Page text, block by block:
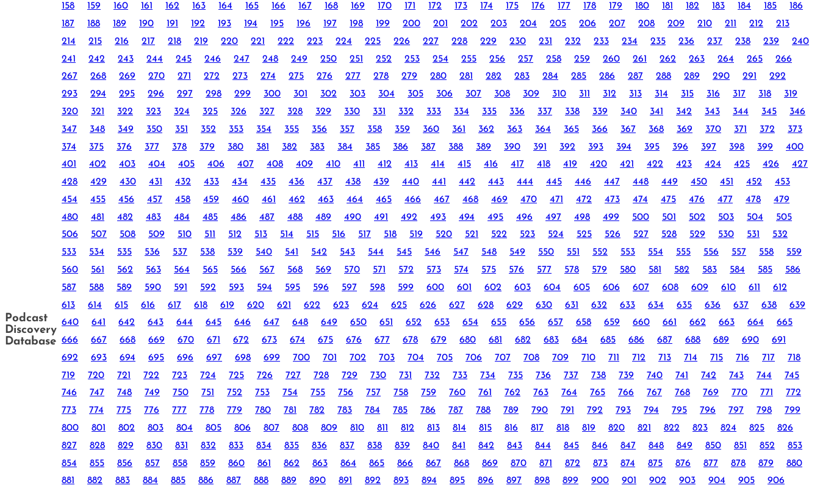
Podcast
Discovery
Database
158
159 160 161 162 163 164 165 166 167 168 169 170 171 172 173 174 175 176 177 178 179 180 181 182 183 184 185
186
187
188 189 190 191 192 193 194 195 196 197 198 199 200 201 202 203 204 205 206 207 208 209 210 211 212
213
214
215 216 217 218 219 220 221 222 223 224 225 226 227 228 229 230 231 232 233 234 235 236 237 238 239
240
241
242 243 244 245 246 247 248 249 250 251 252 253 254 255 256 257 258 259 260 261 262 263 264 265
266
267
268 269 270 271 272 273 274 275 276 277 278 279 280 281 282 283 284 285 286 287 288 289 290 291
292
293
294 295 296 297 298 299 300 301 302 303 304 305 306 307 308 309 310 311 312 313 314 315 316 317 318
319
320
321 322 323 324 325 326 327 328 329 330 331 332 333 334 335 336 337 338 339 340 341 342 343 344 345
346
347
348 349 350 351 352 353 354 355 356 357 358 359 360 361 362 363 364 365 366 367 368 369 370 371 372
373
374
375 376 377 378 379 380 381 382 383 384 385 386 387 388 389 390 391 392 393 394 395 396 397 398 399
400
401
402 403 404 405 406 407 408 409 410 411 412 413 414 415 416 417 418 419 420 421 422 423 424 425 426
427
428
429 430 431 432 433 434 435 436 437 438 439 440 441 442 443 444 445 446 447 448 449 450 451 452
453
454
455 456 457 458 459 460 461 462 463 464 465 466 467 468 469 470 471 472 473 474 475 476 477 478
479
480
481 482 483 484 485 486 487 488 489 490 491 492 493 494 495 496 497 498 499 500 501 502 503 504
505
506
507 508 509 510 511 512 513 514 515 516 517 518 519 520 521 522 523 524 525 526 527 528 529 530 531
532
533
534 535 536 537 538 539 540 541 542 543 544 545 546 547 548 549 550 551 552 553 554 555 556 557 558
559
560
561 562 563 564 565 566 567 568 569 570 571 572 573 574 575 576 577 578 579 580 581 582 583 584 585
586
587
588 589 590 591 592 593 594 595 596 597 598 599 600 601 602 603 604 605 606 607 608 609 610 611
612
613
614 615 616 617 618 619 620 621 622 623 624 625 626 627 628 629 630 631 632 633 634 635 636 637 638
639
640
641 642 643 644 645 646 647 648 649 650 651 652 653 654 655 656 657 658 659 660 661 662 663 664
665
666
667 668 669 670 671 672 673 674 675 676 677 678 679 680 681 682 683 684 685 686 687 688 689 690
691
692
693 694 695 696 697 698 699 700 701 702 703 704 705 706 707 708 709 710 711 712 713 714 715 716 717
718
719
720 721 722 723 724 725 726 727 728 729 730 731 732 733 734 735 736 737 738 739 740 741 742 743 744
745
746
747 748 749 750 751 752 753 754 755 756 757 758 759 760 761 762 763 764 765 766 767 768 769 770 771
772
773
774 775 776 777 778 779 780 781 782 783 784 785 786 787 788 789 790 791 792 793 794 795 796 797 798
799
800
801 802 803 804 805 806 807 808 809 810 811 812 813 814 815 816 817 818 819 820 821 822 823 824 825
826
827
828 829 830 831 832 833 834 835 836 837 838 839 840 841 842 843 844 845 846 847 848 849 850 851 852
853
854
855 856 857 858 859 860 861 862 863 864 865 866 867 868 869 870 871 872 873 874 875 876 877 878 879
880
881
882 883 884 885 886 887 888 889 890 891 892 893 894 895 896 897 898 899 900 901 902 903 904 905
906